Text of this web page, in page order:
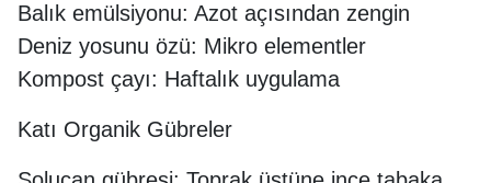
Balık emülsiyonu: Azot açısından zengin
Deniz yosunu özü: Mikro elementler
Kompost çayı: Haftalık uygulama
Katı Organik Gübreler